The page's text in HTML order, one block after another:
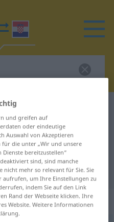
Übersetzung für
Übersetzung
und greifen auf
oder eindeutige
Auswahl von Akzeptieren
für die unter „Wir und unsere
bereitzustellen“
sind, sind manche
nicht mehr so relevant für Sie. Sie
aufrufen, um Ihre Einstellungen zu
indem Sie auf den Link
Rand der Webseite klicken. Ihre
Website. Weitere Informationen